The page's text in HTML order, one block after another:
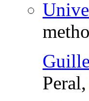
Peral,